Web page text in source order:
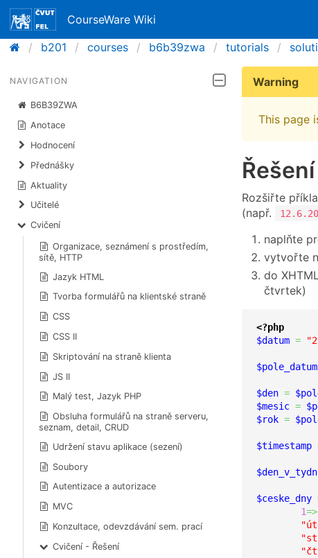
CourseWare Wiki
b201
courses b6b39zwa tutorials
NAVIGATION
B6B39ZWA
Anotace
Hodnocení
Přednášky
Aktuality
Učitelé
Cvičení
Organizace, seznámení s prostředím,
sítě, HTTP
Jazyk HTML
Tvorba formulářů na klientské straně
CSS
CSS II
Skriptování na straně klienta
JS II
Malý test, Jazyk PHP
Obsluha formulářů na straně serveru,
seznam, detail, CRUD
Udržení stavu aplikace (sezení)
Soubory
Autentizace a autorizace
MVC
Konzultace, odevzdávání sem. prací
Cvičení - Řešení
Warning
This page
Řešení
Rozšiřte
(např.
naplňte
vytvořte
do
čtvrtek)
<?php
$datum =
$pole_datum
$den =
$mesic =
$rok =
$timestamp
$ceske_dny
1=>